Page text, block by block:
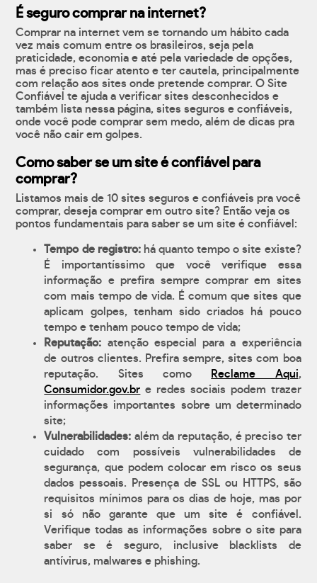
É seguro comprar na internet?
Comprar na internet vem se tornando um hábito cada
vez mais comum entre os brasileiros, seja pela
praticidade, economia e até pela variedade de opções,
mas é preciso ficar atento e ter cautela, principalmente
com relação aos sites onde pretende comprar. O Site
Confiável te ajuda a verificar sites desconhecidos e
também lista nessa página, sites seguros e confiáveis,
onde você pode comprar sem medo, além de dicas pra
você não cair em golpes.
Como saber se um site é confiável para
comprar?
Listamos mais de 10 sites seguros e confiáveis pra você
comprar, deseja comprar em outro site? Então veja os
pontos fundamentais para saber se um site é confiável:
Tempo de registro:há quanto tempo o site existe?
É importantíssimo que você verifique essa
informação e prefira sempre comprar em sites
com mais tempo de vida. É comum que sites que
aplicam golpes, tenham sido criados há pouco
tempo e tenham pouco tempo de vida;
Reputação: atenção especial para a experiência
de outros clientes. Prefira sempre, sites com boa
reputação. Sites como
Reclame Aqui,
Consumidor.gov.br e redes sociais podem trazer
informações importantes sobre um determinado
site;
Vulnerabilidades: além da reputação, é preciso ter
cuidado com possíveis vulnerabilidades de
segurança, que podem colocar em risco os seus
dados pessoais. Presença de SSL ou HTTPS, são
requisitos mínimos para os dias de hoje, mas por
si só não garante que um site é confiável.
Verifique todas as informações sobre o site para
saber se é seguro, inclusive blacklists de
antívirus, malwares e phishing.